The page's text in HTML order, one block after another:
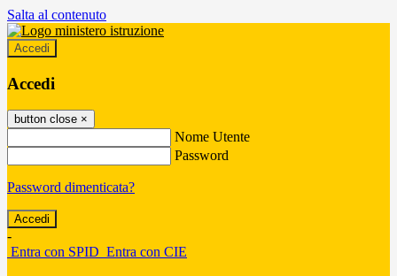
Salta al contenuto
Accedi
Accedi
button close ×
Nome Utente
Password
Password dimenticata?
-
Entra con SPID Entra con CIE